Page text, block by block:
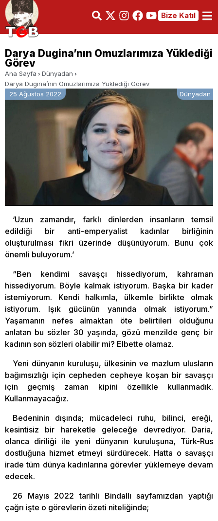
Bize Katıl
Darya Dugina’nın Omuzlarımıza Yüklediği
Görev
Ana Sayfa
Dünyadan
Darya Dugina’nın Omuzlarımıza Yüklediği Görev
25 Ağustos 2022
Dünyadan
‘Uzun zamandır, farklı dinlerden insanların temsil
edildiği bir anti-emperyalist kadınlar birliğinin
oluşturulması fikri üzerinde düşünüyorum. Bunu çok
önemli buluyorum.’
“Ben kendimi savaşçı hissediyorum, kahraman
hissediyorum. Böyle kalmak istiyorum. Başka bir kader
istemiyorum. Kendi halkımla, ülkemle birlikte olmak
istiyorum. Işık gücünün yanında olmak istiyorum.”
Yaşamanın nefes almaktan öte belirtileri olduğunu
anlatan bu sözler 30 yaşında, gözü menzilde genç bir
kadının son sözleri olabilir mi? Elbette olamaz.
Yeni dünyanın kuruluşu, ülkesinin ve mazlum ulusların
bağımsızlığı için cepheden cepheye koşan bir savaşçı
için geçmiş zaman kipini özellikle kullanmadık.
Kullanmayacağız.
Bedeninin dışında; mücadeleci ruhu, bilinci, ereği,
kesintisiz bir hareketle geleceğe devrediyor. Daria,
olanca diriliği ile yeni dünyanın kuruluşuna, Türk-Rus
dostluğuna hizmet etmeyi sürdürecek. Hatta o savaşçı
irade tüm dünya kadınlarına görevler yüklemeye devam
edecek.
26 Mayıs 2022 tarihli Bindallı sayfamızdan yaptığı
çağrı işte o görevlerin özeti niteliğinde;